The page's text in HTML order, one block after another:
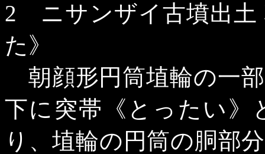
2 ニサンザイ古墳出土
た》
朝顔形円筒埴輪の一
下に突帯《とったい》
り、埴輪の円筒の胴部